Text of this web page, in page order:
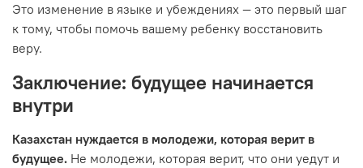
Это изменение в языке и убеждениях — это первый шаг
к тому, чтобы помочь вашему ребенку восстановить
веру.
Заключение: будущее начинается
внутри
Казахстан нуждается в молодежи, которая верит в
будущее. Не молодежи, которая верит, что они уедут и